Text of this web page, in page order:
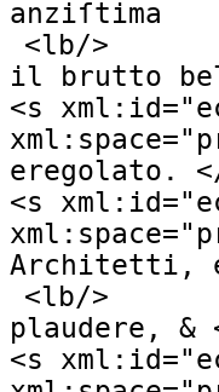
anziſtima
<lb/>
il brutto
<s xml:id="
xml:space="
eregolato.
<s xml:id="
xml:space="
Architetti,
<lb/>
plaudere, &
<s xml:id="